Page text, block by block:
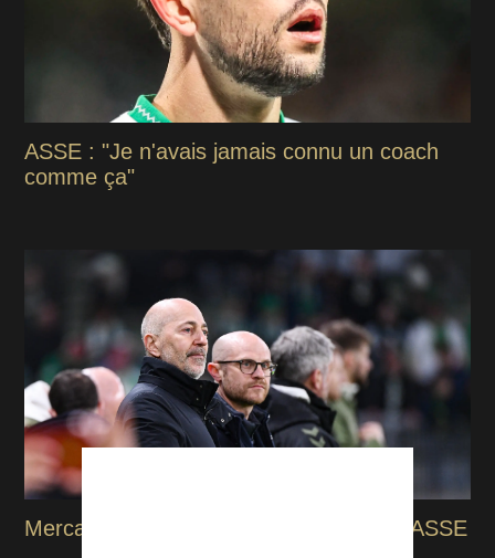
ASSE : "Je n'avais jamais connu un coach
comme ça"
Mercato : Le point sur les dossiers de l'ASSE